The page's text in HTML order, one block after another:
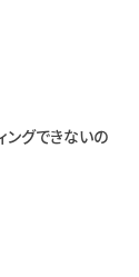
ングできないの